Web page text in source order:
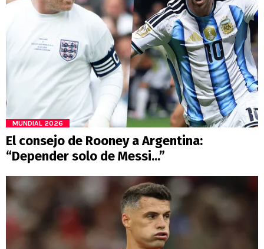
MUNDIAL 2026
El consejo de Rooney a Argentina:
“Depender solo de Messi...”